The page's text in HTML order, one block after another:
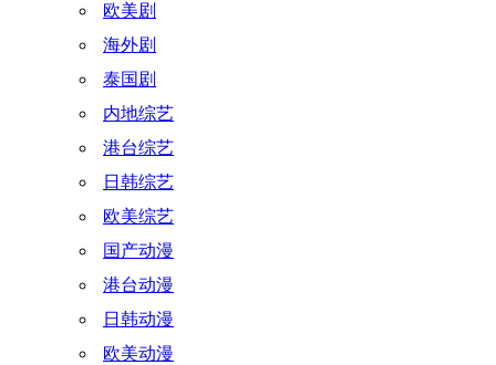
欧美剧
海外剧
泰国剧
内地综艺
港台综艺
日韩综艺
欧美综艺
国产动漫
港台动漫
日韩动漫
欧美动漫